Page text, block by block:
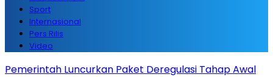
Sport
Internasional
Pers Rilis
Video
Pemerintah Luncurkan Paket Deregulasi Tahap Awal